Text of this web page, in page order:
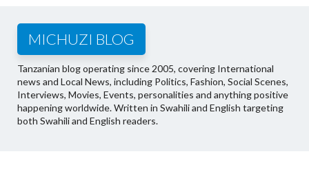
MICHUZI BLOG
Tanzanian blog operating since 2005, covering International
news and Local News, including Politics, Fashion, Social Scenes,
Interviews, Movies, Events, personalities and anything positive
happening worldwide. Written in Swahili and English targeting
both Swahili and English readers.